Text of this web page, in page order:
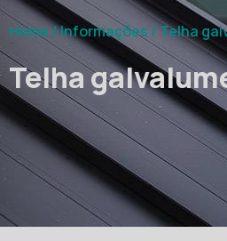
Home/Informações /Telha
Telha